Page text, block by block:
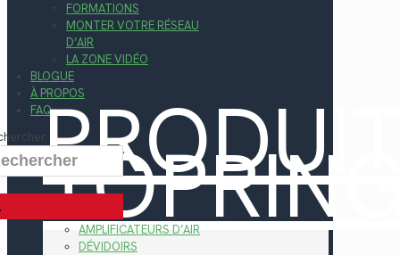
FORMATIONS
MONTER VOTRE RÉSEAU
D’AIR
LA ZONE VIDÉO
BLOGUE
À PROPOS
FAQ
AMPLIFICATEURS D’AIR
DÉVIDOIRS